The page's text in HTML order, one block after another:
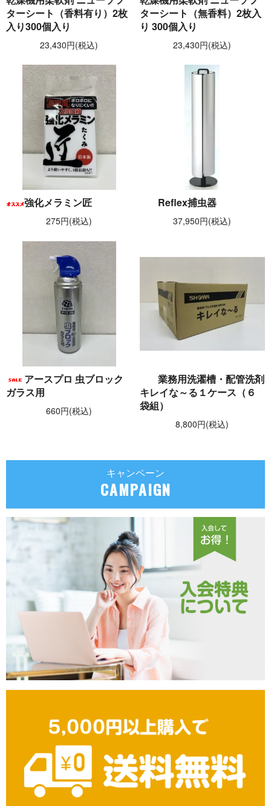
ターシート（香料有り）2枚
入り300個入り
23,430円(税込)
ターシート（無香料）2枚入
り 300個入り
23,430円(税込)
強化メラミン匠
275円(税込)
Reflex捕虫器
37,950円(税込)
アースプロ 虫ブロック
ガラス用
660円(税込)
業務用洗濯槽・配管洗剤
キレイな～る１ケース（６
袋組）
8,800円(税込)
キャンペーン
CAMPAIGN